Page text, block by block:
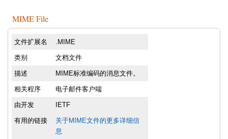
MIME File
文件扩展名 .MIME
类别 文档文件
描述 MIME标准编码的消息文件。
相关程序 电子邮件客户端
由开发 IETF
有用的链接
关于MIME文件的更多详细信
息